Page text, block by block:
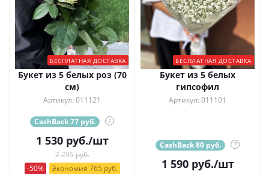
БЕСПЛАТНАЯ ДОСТАВКА
Букет из 5 белых роз (70
см)
Артикул: 011121
CashBack 77 руб. ?
1 530руб./шт
2 295 руб.
-50%
Экономия 765 руб.
БЕСПЛАТНАЯ ДОСТАВКА
Букет из 5 белых
гипсофил
Артикул: 011101
CashBack 80 руб. ?
1 590руб./шт